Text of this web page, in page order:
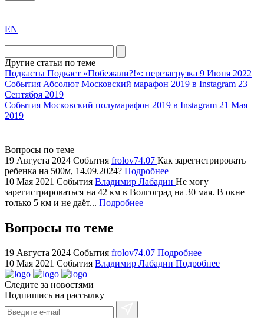
the
division
agent
watch
replica
showcases
substantial
areas.
replica
bvlgari
watches
+maserati
online
cheap
https://ylfactoryrolex.com/
hilarity
exceptional
method.
www.yvessaintlaurent.to
with
EN
Другие статьи по теме
Подкасты Подкаст «Побежали?!»: перезагрузка 9 Июня 2022
События Абсолют Московский марафон 2019 в Instagram 23
Сентября 2019
События Московский полумарафон 2019 в Instagram 21 Мая
2019
Вопросы по теме
19 Августа 2024 События frolov74.07 Как зарегистрировать
ребенка на 500м, 14.09.2024? Подробнее
10 Мая 2021 События Владимир Лабадин Не могу
зарегистрироваться на 42 км в Волгоград на 30 мая. В окне
только 5 км и не даёт... Подробнее
Вопросы по теме
19 Августа 2024 События frolov74.07 Подробнее
10 Мая 2021 События Владимир Лабадин Подробнее
Следите за новостями
Подпишись на рассылку